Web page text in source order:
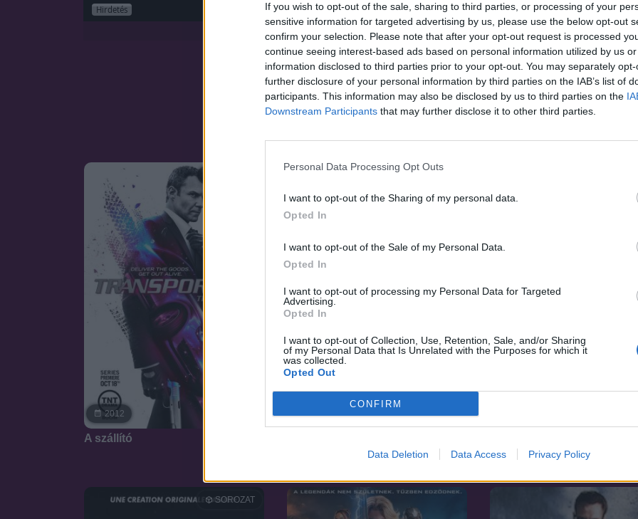
If you wish to opt-out of the sale, sharing to third parties, or processing of your
sensitive information for targeted advertising by us, please use the below opt-out
confirm your selection. Please note that after your opt-out request is processed
continue seeing interest-based ads based on personal information utilized by us
information disclosed to third parties prior to your opt-out. You may separately
further disclosure of your personal information by third parties on the IAB’s list of
participants. This information may also be disclosed by us to third parties on the
Downstream Participants that may further disclose it to other third parties.
Personal Data Processing Opt Outs
I want to opt-out of the Sharing of my personal data.
Opted In
I want to opt-out of the Sale of my Personal Data.
Opted In
I want to opt-out of processing my Personal Data for Targeted
Advertising.
Opted In
I want to opt-out of Collection, Use, Retention, Sale, and/or Sharing
of my Personal Data that Is Unrelated with the Purposes for which it
was collected.
Opted Out
CONFIRM
Data Deletion Data Access Privacy Policy
Hirdetés
Tetszett a film? Oszd meg: Viber
Pinterest
X
Facebook
Hasonló teljes filmek magyarul
2012
A szállító
Nagy zűr Korzikán
SOROZAT